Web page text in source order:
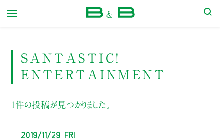
SANTASTIC!
ENTERTAINMENT
1件の投稿が見つかりました。
2019/11/29 Fri